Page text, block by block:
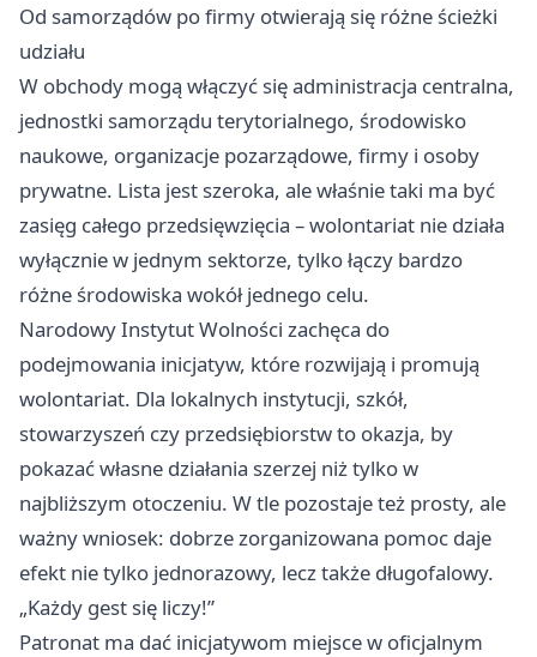
Od samorządów po firmy otwierają się różne ścieżki
udziału
W obchody mogą włączyć się administracja centralna,
jednostki samorządu terytorialnego, środowisko
naukowe, organizacje pozarządowe, firmy i osoby
prywatne. Lista jest szeroka, ale właśnie taki ma być
zasięg całego przedsięwzięcia – wolontariat nie działa
wyłącznie w jednym sektorze, tylko łączy bardzo
różne środowiska wokół jednego celu.
Narodowy Instytut Wolności zachęca do
podejmowania inicjatyw, które rozwijają i promują
wolontariat. Dla lokalnych instytucji, szkół,
stowarzyszeń czy przedsiębiorstw to okazja, by
pokazać własne działania szerzej niż tylko w
najbliższym otoczeniu. W tle pozostaje też prosty, ale
ważny wniosek: dobrze zorganizowana pomoc daje
efekt nie tylko jednorazowy, lecz także długofalowy.
„Każdy gest się liczy!”
Patronat ma dać inicjatywom miejsce w oficjalnym